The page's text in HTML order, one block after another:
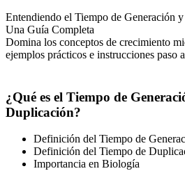
Entendiendo el Tiempo de Generación
Una Guía Completa
Domina los conceptos de crecimiento
ejemplos prácticos e instrucciones paso
¿Qué es el Tiempo de
Duplicación?
Definición del Tiempo de
Definición del Tiempo de
Importancia en Biología